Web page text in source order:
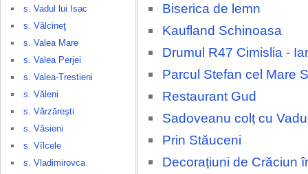
s. Vadul lui Isac
s. Vălcineţ
s. Valea Mare
s. Valea Perjei
s. Valea-Trestieni
s. Văleni
s. Vărzăreşti
s. Văsieni
s. Vîlcele
s. Vladimirovca
Biserica de lemn
Kaufland Schinoasa
Drumul R47 Cimislia -
Parcul Stefan cel Mare
Restaurant Gud
Sadoveanu colț cu
Prin Stăuceni
Decorațiuni de Crăciun